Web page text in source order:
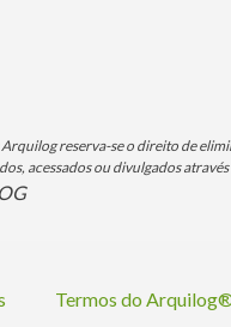
reserva-se o direito de
acessados ou divulgados através
Termos do